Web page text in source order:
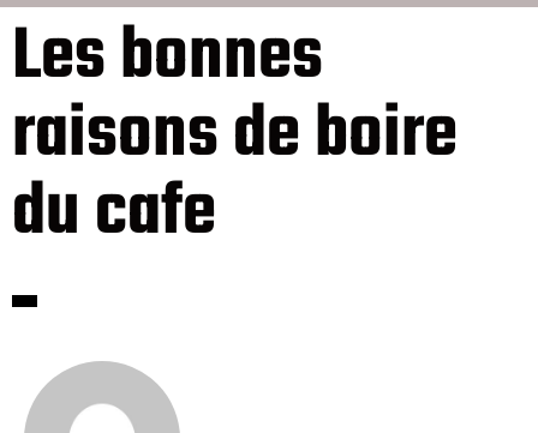
Les bonnes
raisons de boire
du cafe